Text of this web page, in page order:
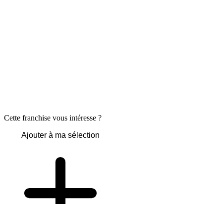
Cette franchise vous intéresse ?
Ajouter à ma sélection